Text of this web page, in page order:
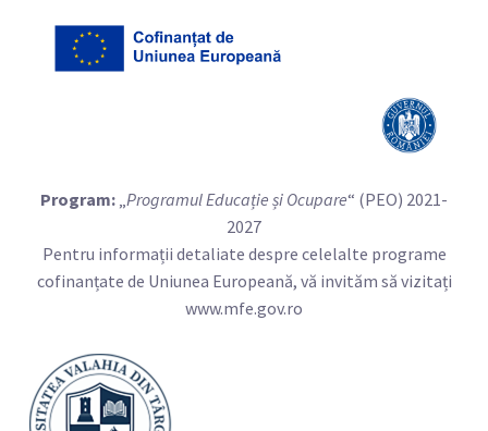
Program: Programul Educație și Ocupare“ (PEO) 2021-
2027
Pentru informații detaliate despre celelalte programe
cofinanțate de Uniunea Europeană, vă invităm să vizitați
www.mfe.gov.ro